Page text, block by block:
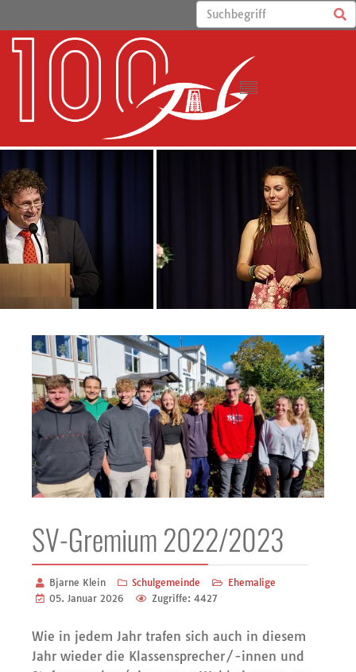
SV-Gremium 2022/2023
Bjarne Klein Schulgemeinde
Ehemalige
05. Januar 2026
Zugriffe: 4427
Wie in jedem Jahr trafen sich auch in diesem
Jahr wieder die Klassensprecher/-innen und